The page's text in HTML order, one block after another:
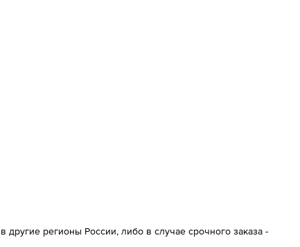
регионы России, либо в случае срочного заказа -